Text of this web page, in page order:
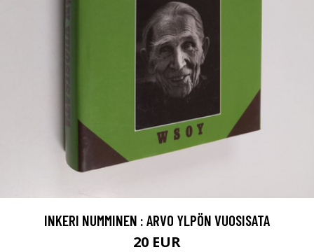
INKERI NUMMINEN : ARVO YLPÖN VUOSISATA
20 EUR